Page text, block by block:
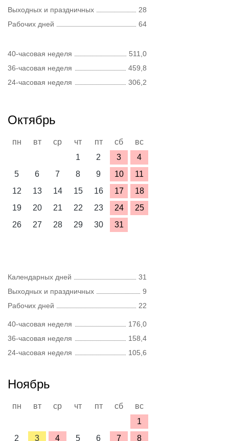
Выходных и праздничных
28
Рабочих дней
64
40-часовая неделя
511,0
36-часовая неделя
459,8
24-часовая неделя
306,2
Октябрь
пн вт ср чт пт сб
вс
1
2 3
4
5
6 7 8 9 10
11
12
13 14 15 16 17
18
19
20 21 22 23 24
25
26
27 28 29 30 31
Календарных дней
31
Выходных и праздничных
9
Рабочих дней
22
40-часовая неделя
176,0
36-часовая неделя
158,4
24-часовая неделя
105,6
Ноябрь
пн вт ср чт пт сб
вс
1
2
3 4 5 6 7 8